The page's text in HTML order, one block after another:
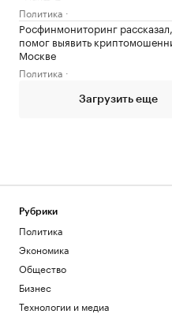
Политика
Росфинмониторинг
помог выявить
Москве
Политика
Загрузить еще
Рубрики
Политика
Экономика
Общество
Бизнес
Технологии и медиа